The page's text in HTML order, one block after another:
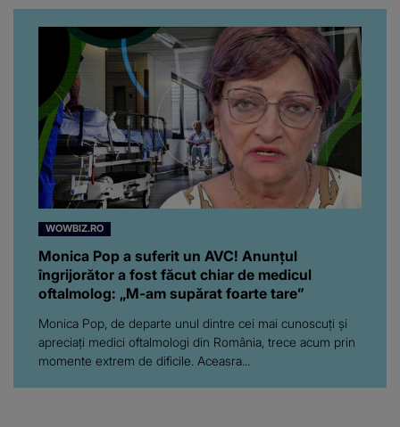
WOWBIZ.RO
Monica Pop a suferit un AVC! Anunțul
îngrijorător a fost făcut chiar de medicul
oftalmolog: „M-am supărat foarte tare”
Monica Pop, de departe unul dintre cei mai cunoscuți și
apreciați medici oftalmologi din România, trece acum prin
momente extrem de dificile. Aceasra...